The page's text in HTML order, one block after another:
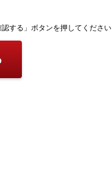
する」ボタンを押してください